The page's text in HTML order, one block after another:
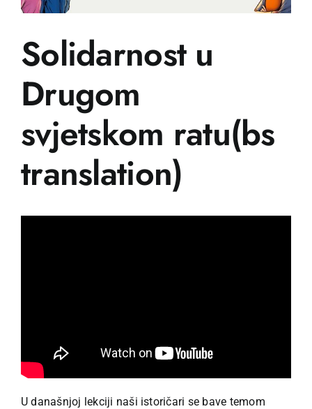
Učenje
Postani prijatelj
Bosanski
Solidarnost u
Drugom
svjetskom ratu(bs
translation)
U današnjoj lekciji naši istoričari se bave temom